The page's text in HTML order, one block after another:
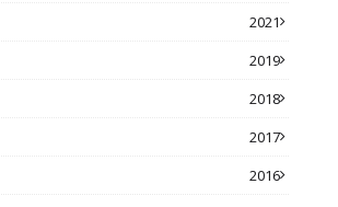
2021
2019
2018
2017
2016